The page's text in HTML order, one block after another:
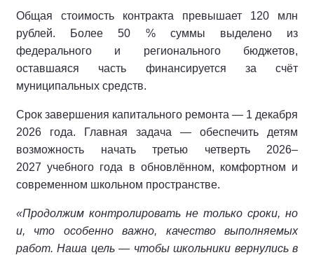
Общая стоимость контракта превышает 120 млн
рублей. Более 50 % суммы выделено из
федерального и регионального бюджетов,
оставшаяся часть финансируется за счёт
муниципальных средств.
Срок завершения капитального ремонта — 1 декабря
2026 года. Главная задача — обеспечить детям
возможность начать третью четверть 2026–
2027 учебного года в обновлённом, комфортном и
современном школьном пространстве.
«Продолжим контролировать не только сроки, но
и, что особенно важно, качество выполняемых
работ. Наша цель — чтобы школьники вернулись в